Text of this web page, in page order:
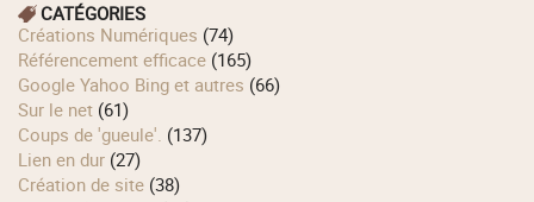
CATÉGORIES
Créations Numériques (74)
Référencement efficace (165)
Google Yahoo Bing et autres (66)
Sur le net (61)
Coups de 'gueule'. (137)
Lien en dur (27)
Création de site (38)